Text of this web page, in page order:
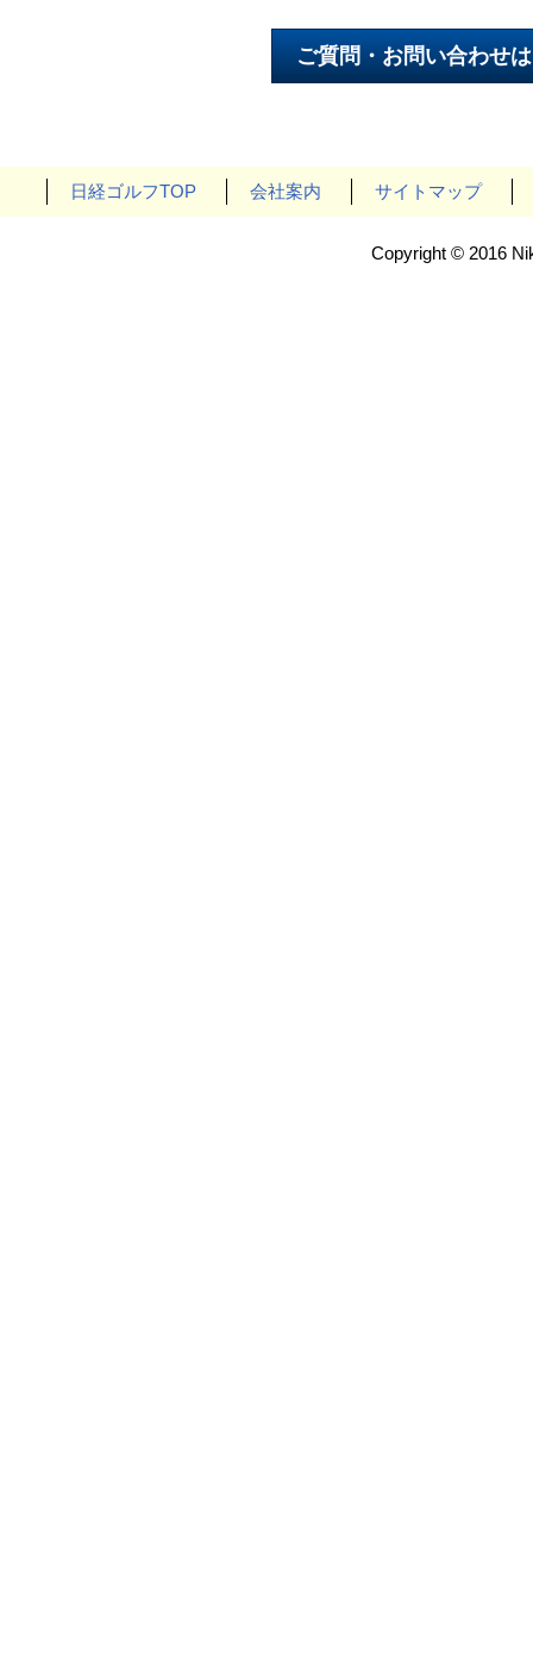
日経ゴルフTOP 会社案内 サイトマップ
Copyright © 2016